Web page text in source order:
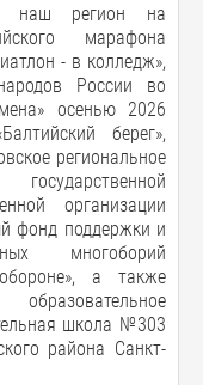
наш регион на
марафона
- в колледж»,
России во
осенью 2026
берег»,
региональное
организации
фонд поддержки и
многоборий
а также
школа №303
района Санкт-